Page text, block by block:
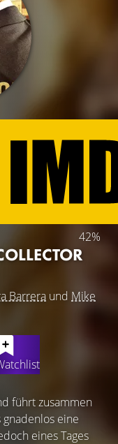
42%
Barrera und Mike
führt zusammen
eine
eines Tages